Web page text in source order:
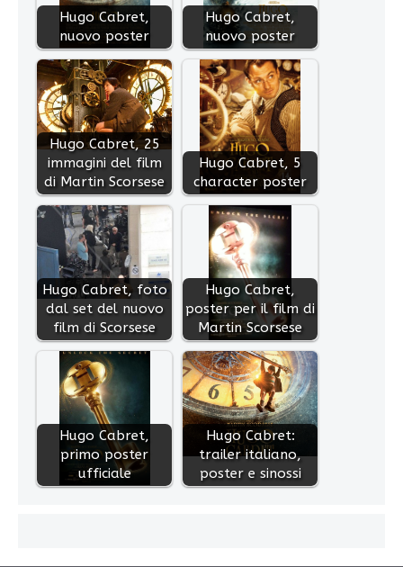
Hugo Cabret,
nuovo poster
Hugo Cabret,
nuovo poster
Hugo Cabret, 25
immagini del film
di Martin Scorsese
Hugo Cabret, 5
character poster
Hugo Cabret, foto
dal set del nuovo
film di Scorsese
Hugo Cabret,
poster per il film di
Martin Scorsese
Hugo Cabret,
primo poster
ufficiale
Hugo Cabret:
trailer italiano,
poster e sinossi